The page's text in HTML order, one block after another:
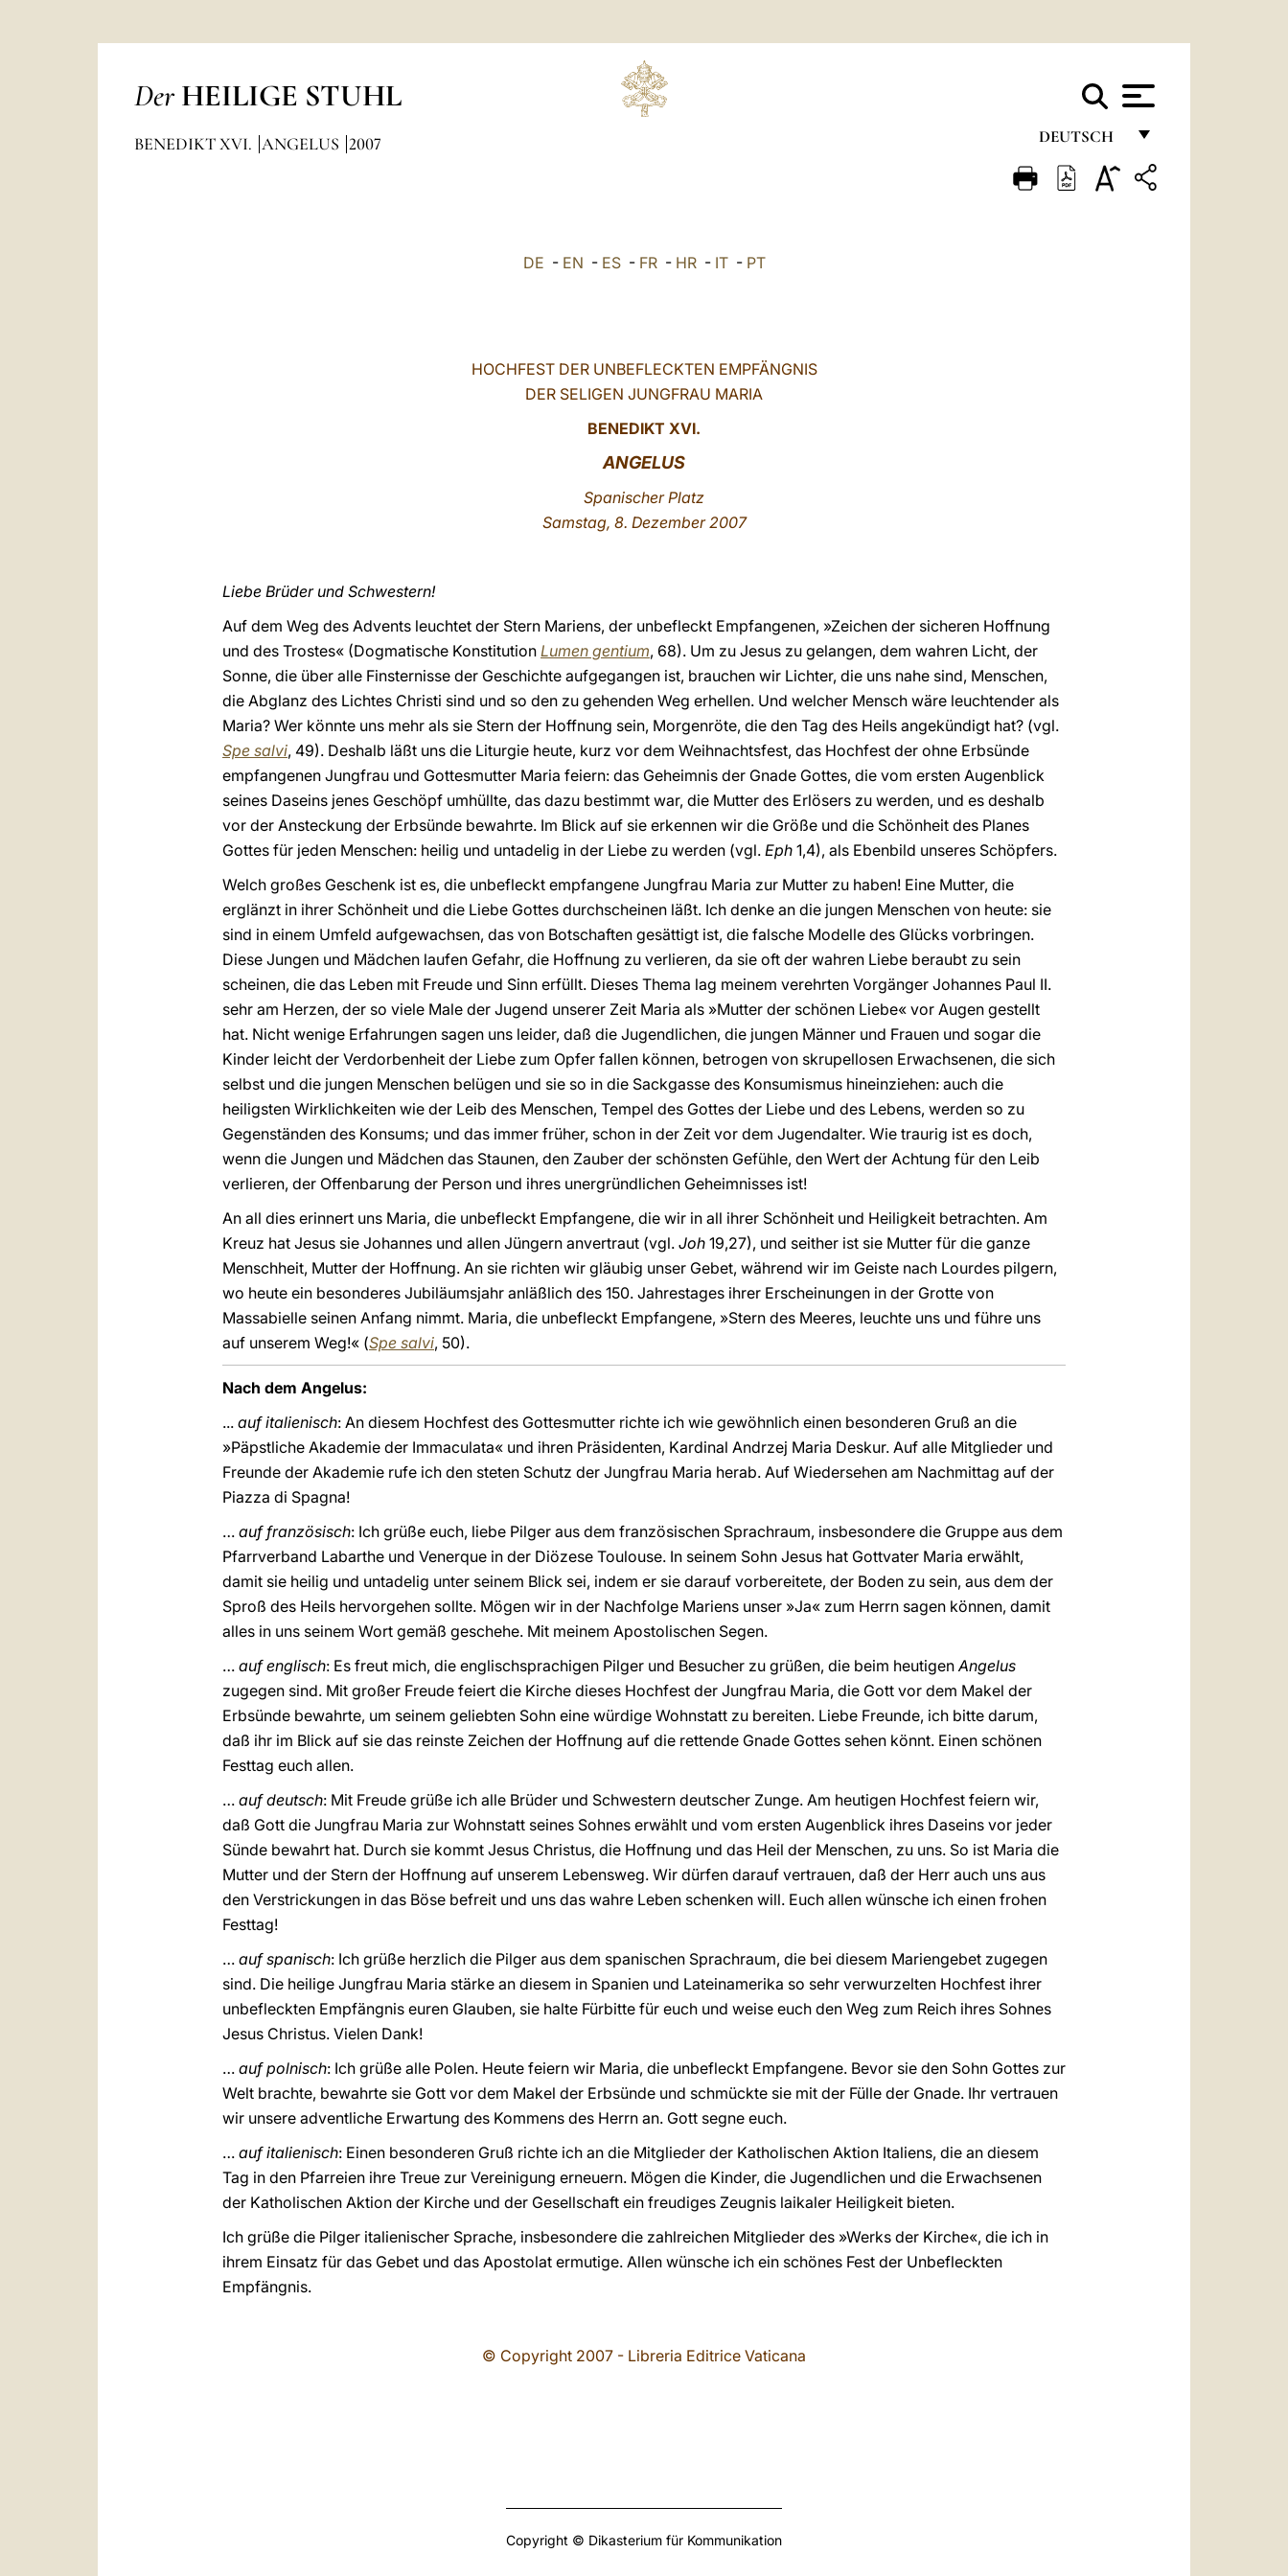
Der HEILIGE STUHL
DEUTSCH
FRANÇAIS
BENEDIKT XVI. ANGELUS 2007
DE - EN - ES- FR- HR- IT- PT
HOCHFEST DER UNBEFLECKTEN EMPFÄNGNIS
DER SELIGEN JUNGFRAU MARIA
BENEDIKT XVI.
ANGELUS
Spanischer Platz
Samstag, 8. Dezember 2007
Liebe Brüder und Schwestern!
Auf dem Weg des Advents leuchtet der Stern Mariens, der unbefleckt Empfangenen, »Zeichen der sicheren Hoffnung
und des Trostes« (Dogmatische Konstitution Lumen gentium, 68). Um zu Jesus zu gelangen, dem wahren Licht, der
Sonne, die über alle Finsternisse der Geschichte aufgegangen ist, brauchen wir Lichter, die uns nahe sind, Menschen,
die Abglanz des Lichtes Christi sind und so den zu gehenden Weg erhellen. Und welcher Mensch wäre leuchtender als
Maria? Wer könnte uns mehr als sie Stern der Hoffnung sein, Morgenröte, die den Tag des Heils angekündigt hat? (vgl.
Spe salvi, 49). Deshalb läßt uns die Liturgie heute, kurz vor dem Weihnachtsfest, das Hochfest der ohne Erbsünde
empfangenen Jungfrau und Gottesmutter Maria feiern: das Geheimnis der Gnade Gottes, die vom ersten Augenblick
seines Daseins jenes Geschöpf umhüllte, das dazu bestimmt war, die Mutter des Erlösers zu werden, und es deshalb
vor der Ansteckung der Erbsünde bewahrte. Im Blick auf sie erkennen wir die Größe und die Schönheit des Planes
Gottes für jeden Menschen: heilig und untadelig in der Liebe zu werden (vgl. Eph 1,4), als Ebenbild unseres Schöpfers.
Welch großes Geschenk ist es, die unbefleckt empfangene Jungfrau Maria zur Mutter zu haben! Eine Mutter, die
erglänzt in ihrer Schönheit und die Liebe Gottes durchscheinen läßt. Ich denke an die jungen Menschen von heute: sie
sind in einem Umfeld aufgewachsen, das von Botschaften gesättigt ist, die falsche Modelle des Glücks vorbringen.
Diese Jungen und Mädchen laufen Gefahr, die Hoffnung zu verlieren, da sie oft der wahren Liebe beraubt zu sein
scheinen, die das Leben mit Freude und Sinn erfüllt. Dieses Thema lag meinem verehrten Vorgänger Johannes Paul II.
sehr am Herzen, der so viele Male der Jugend unserer Zeit Maria als »Mutter der schönen Liebe« vor Augen gestellt
hat. Nicht wenige Erfahrungen sagen uns leider, daß die Jugendlichen, die jungen Männer und Frauen und sogar die
Kinder leicht der Verdorbenheit der Liebe zum Opfer fallen können, betrogen von skrupellosen Erwachsenen, die sich
selbst und die jungen Menschen belügen und sie so in die Sackgasse des Konsumismus hineinziehen: auch die
heiligsten Wirklichkeiten wie der Leib des Menschen, Tempel des Gottes der Liebe und des Lebens, werden so zu
Gegenständen des Konsums; und das immer früher, schon in der Zeit vor dem Jugendalter. Wie traurig ist es doch,
wenn die Jungen und Mädchen das Staunen, den Zauber der schönsten Gefühle, den Wert der Achtung für den Leib
verlieren, der Offenbarung der Person und ihres unergründlichen Geheimnisses ist!
An all dies erinnert uns Maria, die unbefleckt Empfangene, die wir in all ihrer Schönheit und Heiligkeit betrachten. Am
Kreuz hat Jesus sie Johannes und allen Jüngern anvertraut (vgl. Joh 19,27), und seither ist sie Mutter für die ganze
Menschheit, Mutter der Hoffnung. An sie richten wir gläubig unser Gebet, während wir im Geiste nach Lourdes pilgern,
wo heute ein besonderes Jubiläumsjahr anläßlich des 150. Jahrestages ihrer Erscheinungen in der Grotte von
Massabielle seinen Anfang nimmt. Maria, die unbefleckt Empfangene, »Stern des Meeres, leuchte uns und führe uns
auf unserem Weg!« (Spe salvi, 50).
Nach dem Angelus:
... auf italienisch: An diesem Hochfest des Gottesmutter richte ich wie gewöhnlich einen besonderen Gruß an die
»Päpstliche Akademie der Immaculata« und ihren Präsidenten, Kardinal Andrzej Maria Deskur. Auf alle Mitglieder und
Freunde der Akademie rufe ich den steten Schutz der Jungfrau Maria herab. Auf Wiedersehen am Nachmittag auf der
Piazza di Spagna!
… auf französisch: Ich grüße euch, liebe Pilger aus dem französischen Sprachraum, insbesondere die Gruppe aus dem
Pfarrverband Labarthe und Venerque in der Diözese Toulouse. In seinem Sohn Jesus hat Gottvater Maria erwählt,
damit sie heilig und untadelig unter seinem Blick sei, indem er sie darauf vorbereitete, der Boden zu sein, aus dem der
Sproß des Heils hervorgehen sollte. Mögen wir in der Nachfolge Mariens unser »Ja« zum Herrn sagen können, damit
alles in uns seinem Wort gemäß geschehe. Mit meinem Apostolischen Segen.
… auf englisch: Es freut mich, die englischsprachigen Pilger und Besucher zu grüßen, die beim heutigenAngelus
zugegen sind. Mit großer Freude feiert die Kirche dieses Hochfest der Jungfrau Maria, die Gott vor dem Makel der
Erbsünde bewahrte, um seinem geliebten Sohn eine würdige Wohnstatt zu bereiten. Liebe Freunde, ich bitte darum,
daß ihr im Blick auf sie das reinste Zeichen der Hoffnung auf die rettende Gnade Gottes sehen könnt. Einen schönen
Festtag euch allen.
… auf deutsch: Mit Freude grüße ich alle Brüder und Schwestern deutscher Zunge. Am heutigen Hochfest feiern wir,
daß Gott die Jungfrau Maria zur Wohnstatt seines Sohnes erwählt und vom ersten Augenblick ihres Daseins vor jeder
Sünde bewahrt hat. Durch sie kommt Jesus Christus, die Hoffnung und das Heil der Menschen, zu uns. So ist Maria die
Mutter und der Stern der Hoffnung auf unserem Lebensweg. Wir dürfen darauf vertrauen, daß der Herr auch uns aus
den Verstrickungen in das Böse befreit und uns das wahre Leben schenken will. Euch allen wünsche ich einen frohen
Festtag!
… auf spanisch: Ich grüße herzlich die Pilger aus dem spanischen Sprachraum, die bei diesem Mariengebet zugegen
sind. Die heilige Jungfrau Maria stärke an diesem in Spanien und Lateinamerika so sehr verwurzelten Hochfest ihrer
unbefleckten Empfängnis euren Glauben, sie halte Fürbitte für euch und weise euch den Weg zum Reich ihres Sohnes
Jesus Christus. Vielen Dank!
… auf polnisch: Ich grüße alle Polen. Heute feiern wir Maria, die unbefleckt Empfangene. Bevor sie den Sohn Gottes zur
Welt brachte, bewahrte sie Gott vor dem Makel der Erbsünde und schmückte sie mit der Fülle der Gnade. Ihr vertrauen
wir unsere adventliche Erwartung des Kommens des Herrn an. Gott segne euch.
… auf italienisch: Einen besonderen Gruß richte ich an die Mitglieder der Katholischen Aktion Italiens, die an diesem
Tag in den Pfarreien ihre Treue zur Vereinigung erneuern. Mögen die Kinder, die Jugendlichen und die Erwachsenen
der Katholischen Aktion der Kirche und der Gesellschaft ein freudiges Zeugnis laikaler Heiligkeit bieten.
Ich grüße die Pilger italienischer Sprache, insbesondere die zahlreichen Mitglieder des »Werks der Kirche«, die ich in
ihrem Einsatz für das Gebet und das Apostolat ermutige. Allen wünsche ich ein schönes Fest der Unbefleckten
Empfängnis.
© Copyright 2007 - Libreria Editrice Vaticana
Copyright © Dikasterium für Kommunikation